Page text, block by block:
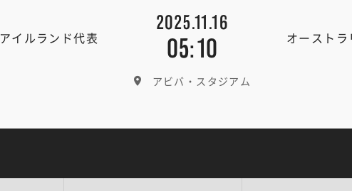
アイルランド代表
2025.11.16
05:10 オースト
アビバ・スタジアム